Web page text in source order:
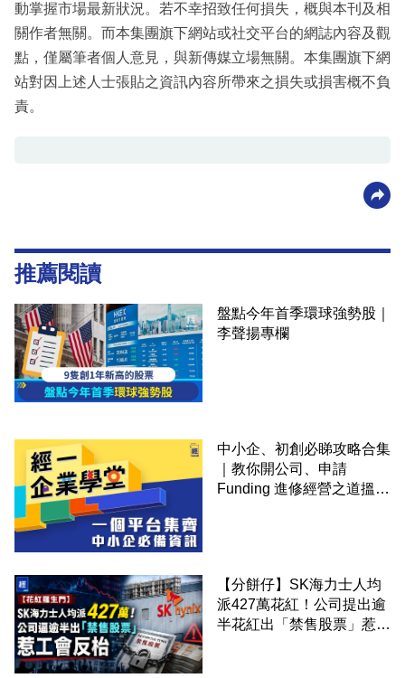
動掌握市場最新狀況。若不幸招致任何損失，概與本刊及相
關作者無關。而本集團旗下網站或社交平台的網誌內容及觀
點，僅屬筆者個人意見，與新傳媒立場無關。本集團旗下網
站對因上述人士張貼之資訊內容所帶來之損失或損害概不負
責。
推薦閱讀
盤點今年首季環球強勢股｜
李聲揚專欄
中小企、初創必睇攻略合集
｜教你開公司、申請
Funding 進修經營之道搵大
【分餅仔】SK海力士人均
派427萬花紅！公司提出逾
半花紅出「禁售股票」惹工